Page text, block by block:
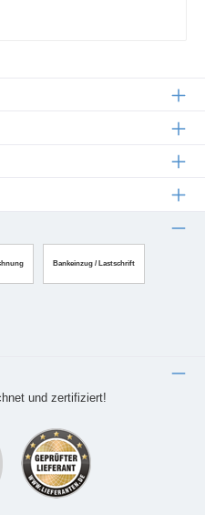
Bankeinzug / Lastschrift
und zertifiziert!